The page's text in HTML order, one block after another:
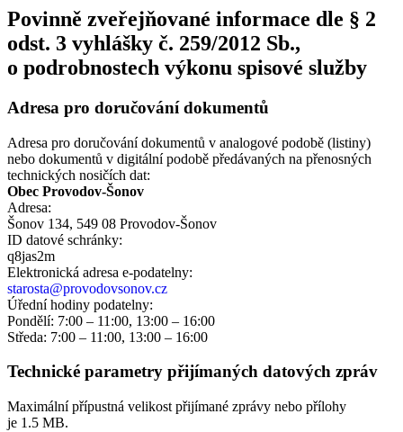
Povinně zveřejňované informace dle § 2
odst. 3 vyhlášky č. 259/2012 Sb.,
o podrobnostech výkonu spisové služby
Adresa pro doručování dokumentů
Adresa pro doručování dokumentů v analogové podobě (listiny)
nebo dokumentů v digitální podobě předávaných na přenosných
technických nosičích dat:
Obec Provodov-Šonov
Adresa:
Šonov 134, 549 08 Provodov-Šonov
ID datové schránky:
q8jas2m
Elektronická adresa e‑podatelny:
starosta@provodovsonov.cz
Úřední hodiny podatelny:
Pondělí: 7:00 – 11:00, 13:00 – 16:00
Středa: 7:00 – 11:00, 13:00 – 16:00
Technické parametry přijímaných datových zpráv
Maximální přípustná velikost přijímané zprávy nebo přílohy
je 1.5 MB.